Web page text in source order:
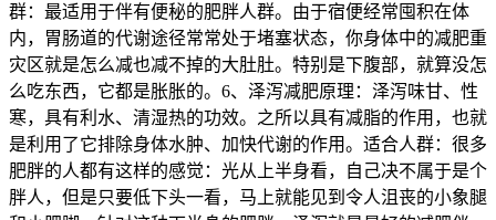
群：最适用于伴有便秘的肥胖人群。由于宿便经常囤积在体
内，胃肠道的代谢途径常常处于堵塞状态，你身体中的减肥重
灾区就是怎么减也减不掉的大肚肚。特别是下腹部，就算没怎
么吃东西，它都是胀胀的。6、泽泻减肥原理：泽泻味甘、性
寒，具有利水、清湿热的功效。之所以具有减脂的作用，也就
是利用了它排除身体水肿、加快代谢的作用。适合人群：很多
肥胖的人都有这样的感觉：光从上半身看，自己决不属于是个
胖人，但是只要低下头一看，马上就能见到令人沮丧的小象腿